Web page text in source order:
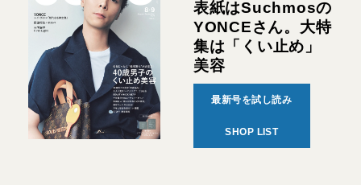
表紙はSuchmosの
YONCEさん。大特
集は「くい止め」
美容
最新号を試し読み
SHOP LIST